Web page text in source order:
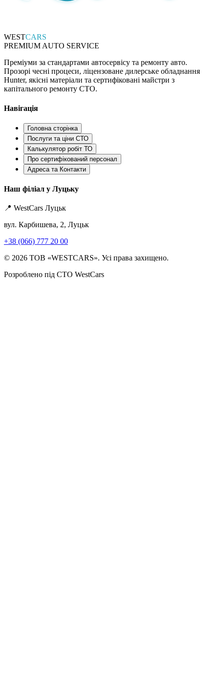
WESTCARS
PREMIUM AUTO SERVICE
Преміуми за стандартами автосервісу та ремонту авто.
Прозорі чесні процеси, ліцензоване дилерське обладнання
Hunter, якісні матеріали та сертифіковані майстри з
капітального ремонту СТО.
Навігація
Головна сторінка
Послуги та ціни СТО
Калькулятор робіт ТО
Про сертифікований персонал
Адреса та Контакти
Наш філіал у Луцьку
📍 WestCars Луцьк
вул. Карбишева, 2, Луцьк
+38 (066) 777 20 00
© 2026 ТОВ «WESTCARS». Усі права захищено.
Розроблено під СТО WestCars